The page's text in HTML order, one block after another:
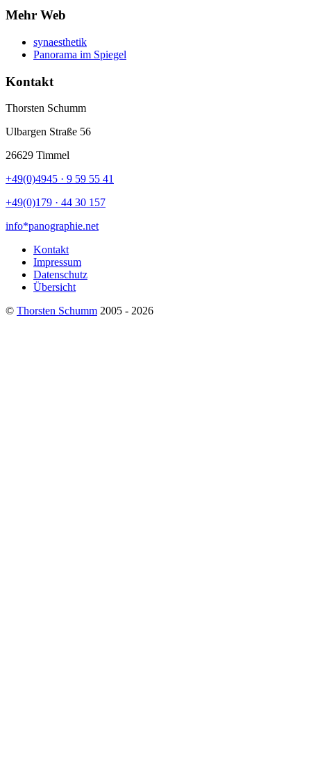
Mehr Web
synaesthetik
Panorama im Spiegel
Kontakt
Thorsten Schumm
Ulbargen Straße 56
26629 Timmel
+49(0)4945 · 9 59 55 41
+49(0)179 · 44 30 157‬
info*panographie.net
Kontakt
Impressum
Datenschutz
Übersicht
© Thorsten Schumm 2005 - 2026